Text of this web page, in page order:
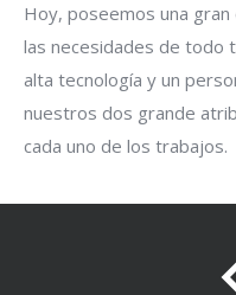
Hoy, poseemos una
las necesidades de todo
alta tecnología y un
nuestros dos grande
cada uno de los trabajos.